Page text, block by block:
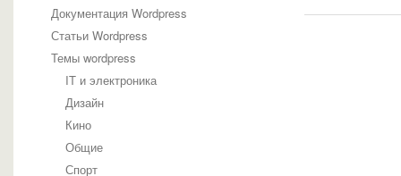
Документация Wordpress
Статьи Wordpress
Темы wordpress
IT и электроника
Дизайн
Кино
Общие
Спорт